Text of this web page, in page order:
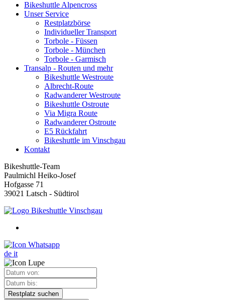
Bikeshuttle Alpencross
Unser Service
Restplatzbörse
Individueller Transport
Torbole - Füssen
Torbole - München
Torbole - Garmisch
Transalp - Routen und mehr
Bikeshuttle Westroute
Albrecht-Route
Radwanderer Westroute
Bikeshuttle Ostroute
Via Migra Route
Radwanderer Ostroute
E5 Rückfahrt
Bikeshuttle im Vinschgau
Kontakt
Bikeshuttle-Team
Paulmichl Heiko-Josef
Hofgasse 71
39021 Latsch - Südtirol
de it
Restplatz suchen